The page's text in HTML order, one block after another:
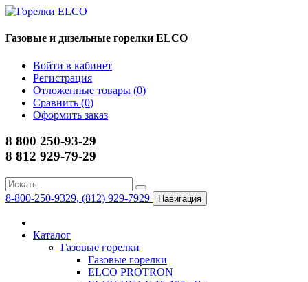
Газовые и дизельные горелки ELCO
Войти в кабинет
Регистрация
Отложенные товары (0)
Сравнить (0)
Оформить заказ
8 800 250-93-29
8 812 929-79-29
8-800-250-9329, (812) 929-7929 Навигация
Каталог
Газовые горелки
Газовые горелки
ELCO PROTRON